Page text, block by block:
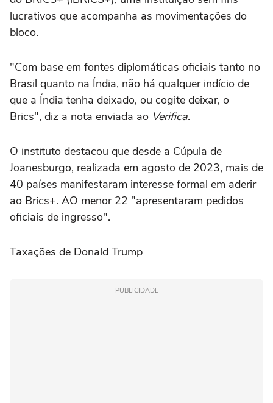
lucrativos que acompanha as movimentações do
bloco.
"Com base em fontes diplomáticas oficiais tanto no
Brasil quanto na Índia, não há qualquer indício de
que a Índia tenha deixado, ou cogite deixar, o
Brics", diz a nota enviada ao Verifica.
O instituto destacou que desde a Cúpula de
Joanesburgo, realizada em agosto de 2023, mais de
40 países manifestaram interesse formal em aderir
ao Brics+. AO menor 22 "apresentaram pedidos
oficiais de ingresso".
Taxações de Donald Trump
PUBLICIDADE